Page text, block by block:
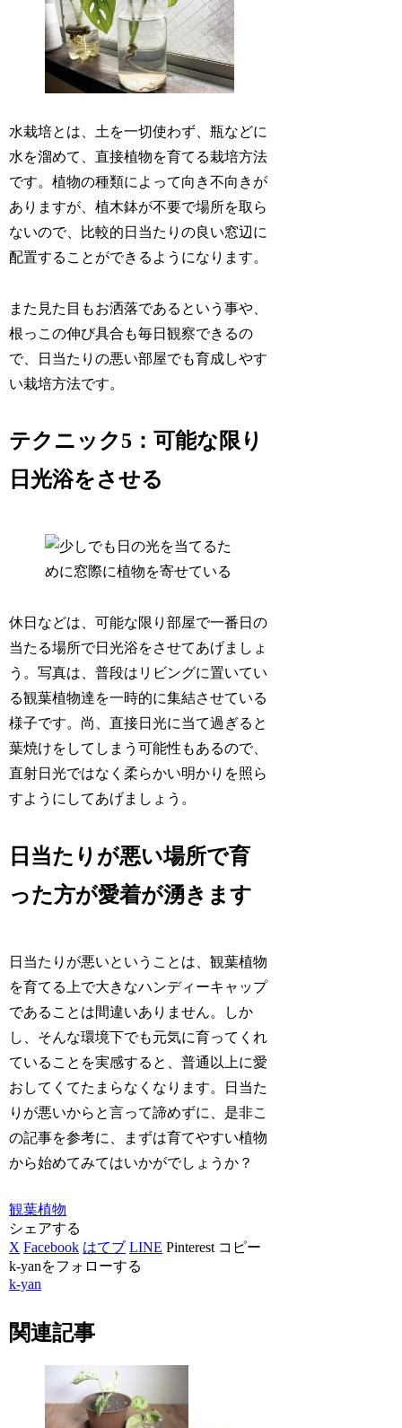
水栽培とは、土を一切使わず、瓶などに
水を溜めて、直接植物を育てる栽培方法
です。植物の種類によって向き不向きが
ありますが、植木鉢が不要で場所を取ら
ないので、比較的日当たりの良い窓辺に
配置することができるようになります。
また見た目もお洒落であるという事や、
根っこの伸び具合も毎日観察できるの
で、日当たりの悪い部屋でも育成しやす
い栽培方法です。
テクニック5：可能な限り
日光浴をさせる
休日などは、可能な限り部屋で一番日の
当たる場所で日光浴をさせてあげましょ
う。写真は、普段はリビングに置いてい
る観葉植物達を一時的に集結させている
様子です。尚、直接日光に当て過ぎると
葉焼けをしてしまう可能性もあるので、
直射日光ではなく柔らかい明かりを照ら
すようにしてあげましょう。
日当たりが悪い場所で育
った方が愛着が湧きます
日当たりが悪いということは、観葉植物
を育てる上で大きなハンディーキャップ
であることは間違いありません。しか
し、そんな環境下でも元気に育ってくれ
ていることを実感すると、普通以上に愛
おしてくてたまらなくなります。日当た
りが悪いからと言って諦めずに、是非こ
の記事を参考に、まずは育てやすい植物
から始めてみてはいかがでしょうか？
観葉植物
シェアする
X Facebook はてブ LINE Pinterest コピー
k-yanをフォローする
k-yan
関連記事